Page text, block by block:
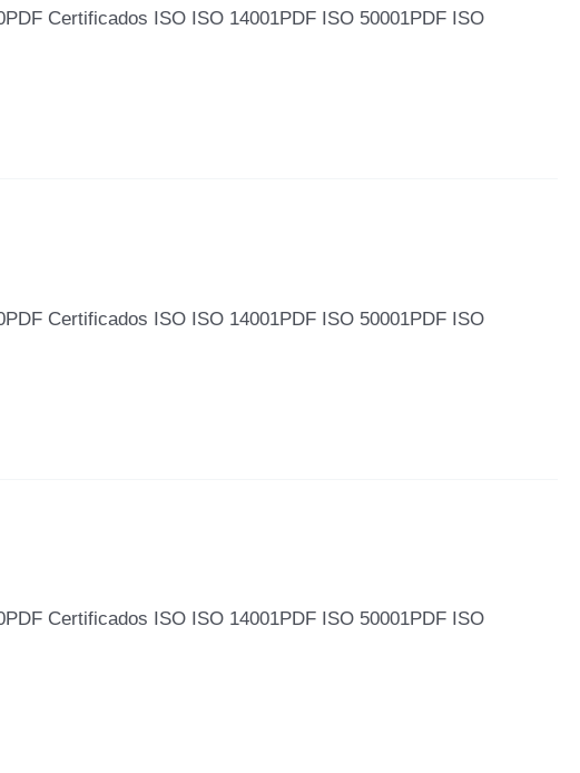
Certificados ISO ISO 14001PDF ISO 50001PDF ISO
Certificados ISO ISO 14001PDF ISO 50001PDF ISO
Certificados ISO ISO 14001PDF ISO 50001PDF ISO